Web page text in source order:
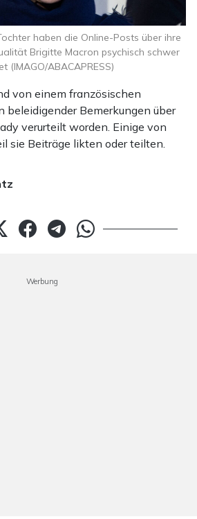
von einem französischen
beleidigender Bemerkungen über
verurteilt worden. Einige von
sie Beiträge likten oder teilten.
haben die Online-Posts über ihre
Brigitte Macron psychisch schwer
(IMAGO/ABACAPRESS)
Werbung